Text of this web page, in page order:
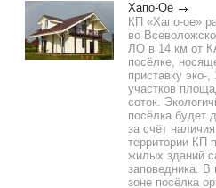
Хапо-Ое
КП «Хапо-ое»
во
ЛО в 14 км от
посёлке,
приставку эко-,
участков
соток.
посёлка будет
за счёт
территории КП
жилых зданий
заповедника. В
зоне посёлка